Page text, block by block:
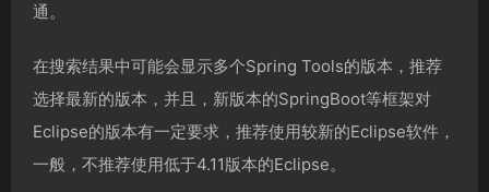
通。
在搜索结果中可能会显示多个Spring Tools的版本，推荐
选择最新的版本，并且，新版本的SpringBoot等框架对
Eclipse的版本有一定要求，推荐使用较新的Eclipse软件，
一般，不推荐使用低于4.11版本的Eclipse。